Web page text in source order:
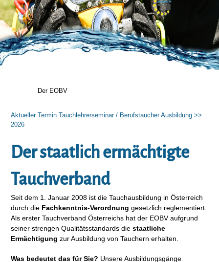
Der EOBV
Aktueller Termin Tauchlehrerseminar / Berufstaucher Ausbildung >>
2026
Der staatlich ermächtigte
Tauchverband
Seit dem 1. Januar 2008 ist die Tauchausbildung in Österreich
durch die Fachkenntnis-Verordnung gesetzlich reglementiert.
Als erster Tauchverband Österreichs hat der EOBV aufgrund
seiner strengen Qualitätsstandards diestaatliche
Ermächtigung zur Ausbildung von Tauchern erhalten.
Was bedeutet das für Sie? Unsere Ausbildungsgänge